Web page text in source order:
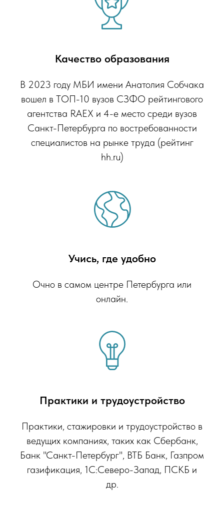
Качество образования
В 2023 году МБИ имени Анатолия Собчака
вошел в ТОП-10 вузов СЗФО рейтингового
агентства RAEX и 4-е место среди вузов
Санкт-Петербурга по востребованности
специалистов на рынке труда (рейтинг
hh.ru)
Учись, где удобно
Очно в самом центре Петербурга или
онлайн.
Практики и трудоустройство
Практики, стажировки и трудоустройство в
ведущих компаниях, таких как Сбербанк,
Банк "Санкт-Петербург", ВТБ Банк, Газпром
газификация, 1С:Северо-Запад, ПСКБ и
др.